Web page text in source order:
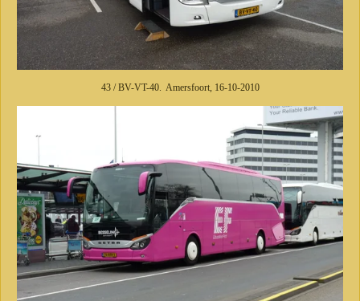
43 / BV-VT-40. Amersfoort, 16-10-2010